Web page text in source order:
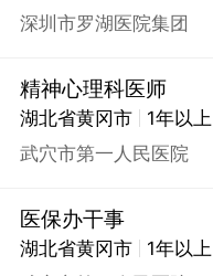
深圳市罗湖医院集团
精神心理科医师
湖北省黄冈市 1年以上
武穴市第一人民医院
医保办干事
湖北省黄冈市 1年以上